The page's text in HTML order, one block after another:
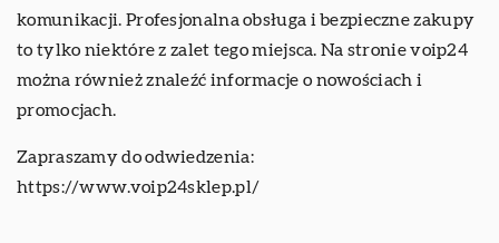
komunikacji. Profesjonalna obsługa i bezpieczne zakupy
to tylko niektóre z zalet tego miejsca. Na stronie voip24
można również znaleźć informacje o nowościach i
promocjach.
Zapraszamy do odwiedzenia:
https://www.voip24sklep.pl/